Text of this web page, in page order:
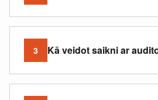
3 Kā veidot saikni ar